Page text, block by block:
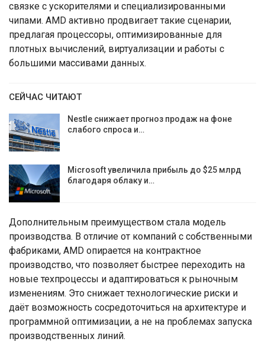
связке с ускорителями и специализированными
чипами. AMD активно продвигает такие сценарии,
предлагая процессоры, оптимизированные для
плотных вычислений, виртуализации и работы с
большими массивами данных.
СЕЙЧАС ЧИТАЮТ
Nestle снижает прогноз продаж на фоне
слабого спроса и…
Microsoft увеличила прибыль до $25 млрд
благодаря облаку и…
Дополнительным преимуществом стала модель
производства. В отличие от компаний с собственными
фабриками, AMD опирается на контрактное
производство, что позволяет быстрее переходить на
новые техпроцессы и адаптироваться к рыночным
изменениям. Это снижает технологические риски и
даёт возможность сосредоточиться на архитектуре и
программной оптимизации, а не на проблемах запуска
производственных линий.